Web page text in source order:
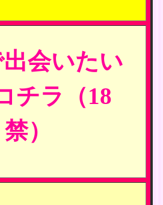
会いたい
チラ（18
禁）